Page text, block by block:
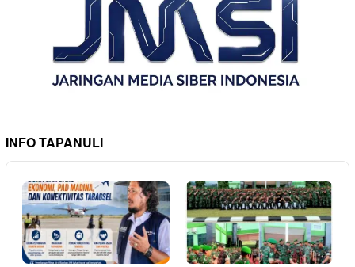
INFO TAPANULI